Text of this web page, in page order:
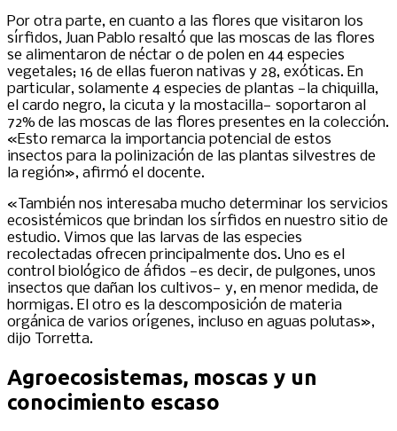
Por otra parte, en cuanto a las flores que visitaron los
sírfidos, Juan Pablo resaltó que las moscas de las flores
se alimentaron de néctar o de polen en 44 especies
vegetales; 16 de ellas fueron nativas y 28, exóticas. En
particular, solamente 4 especies de plantas —la chiquilla,
el cardo negro, la cicuta y la mostacilla— soportaron al
72% de las moscas de las flores presentes en la colección.
«Esto remarca la importancia potencial de estos
insectos para la polinización de las plantas silvestres de
la región», afirmó el docente.
«También nos interesaba mucho determinar los servicios
ecosistémicos que brindan los sírfidos en nuestro sitio de
estudio. Vimos que las larvas de las especies
recolectadas ofrecen principalmente dos. Uno es el
control biológico de áfidos —es decir, de pulgones, unos
insectos que dañan los cultivos— y, en menor medida, de
hormigas. El otro es la descomposición de materia
orgánica de varios orígenes, incluso en aguas polutas»,
dijo Torretta.
Agroecosistemas, moscas y un
conocimiento escaso